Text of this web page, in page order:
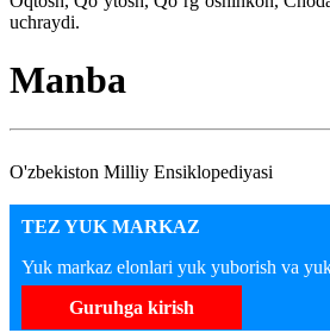
uchraydi.
Manba
O'zbekiston Milliy Ensiklopediyasi
TEZ YUK MARKAZ
Yuk markaz elonlari yuk yuborish va
Guruhga kirish